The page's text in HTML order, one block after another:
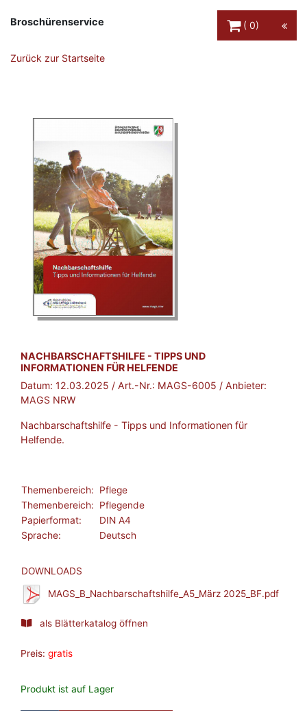
Broschürenservice
0
Zurück zur Startseite
BROSCHÜRE:
NACHBARSCHAFTSHILFE - TIPPS UND
INFORMATIONEN FÜR HELFENDE
Datum: 12.03.2025 / Art.-Nr.: MAGS-6005 / Anbieter:
MAGS NRW
Nachbarschaftshilfe - Tipps und Informationen für
Helfende.
Themenbereich:
Pflege
Themenbereich:
Pflegende
Papierformat:
DIN A4
Sprache:
Deutsch
DOWNLOADS
MAGS_B_Nachbarschaftshilfe_A5_März 2025_BF.pdf
als Blätterkatalog öffnen
Preis: gratis
Produkt ist auf Lager